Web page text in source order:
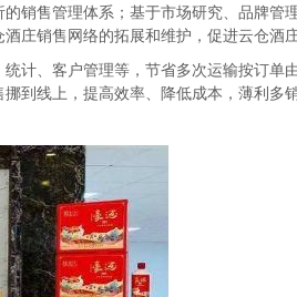
销售管理体系；基于市场研究、品牌管
庄销售网络的拓展和维护，促进云仓酒
计、客户管理等，节省多次运输按订单
到线上，提高效率、降低成本，薄利多